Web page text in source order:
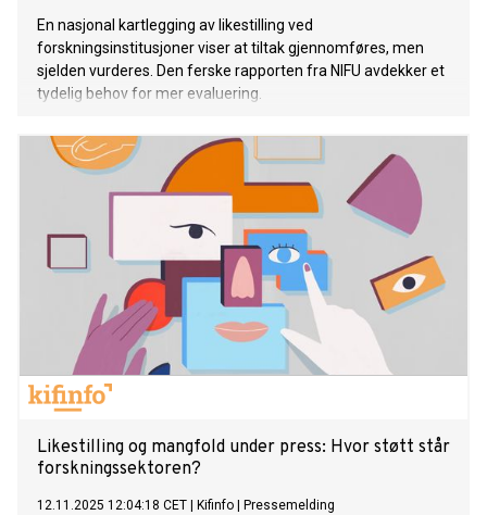
En nasjonal kartlegging av likestilling ved
forskningsinstitusjoner viser at tiltak gjennomføres, men
sjelden vurderes. Den ferske rapporten fra NIFU avdekker et
tydelig behov for mer evaluering.
Likestilling og mangfold under press: Hvor støtt står
forskningssektoren?
12.11.2025 12:04:18 CET Kifinfo Pressemelding